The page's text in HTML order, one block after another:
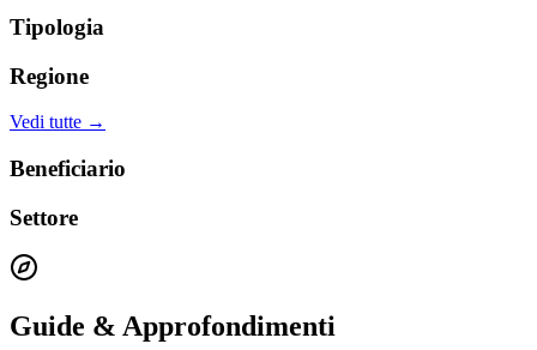
Tipologia
Regione
Vedi tutte →
Beneficiario
Settore
Guide & Approfondimenti